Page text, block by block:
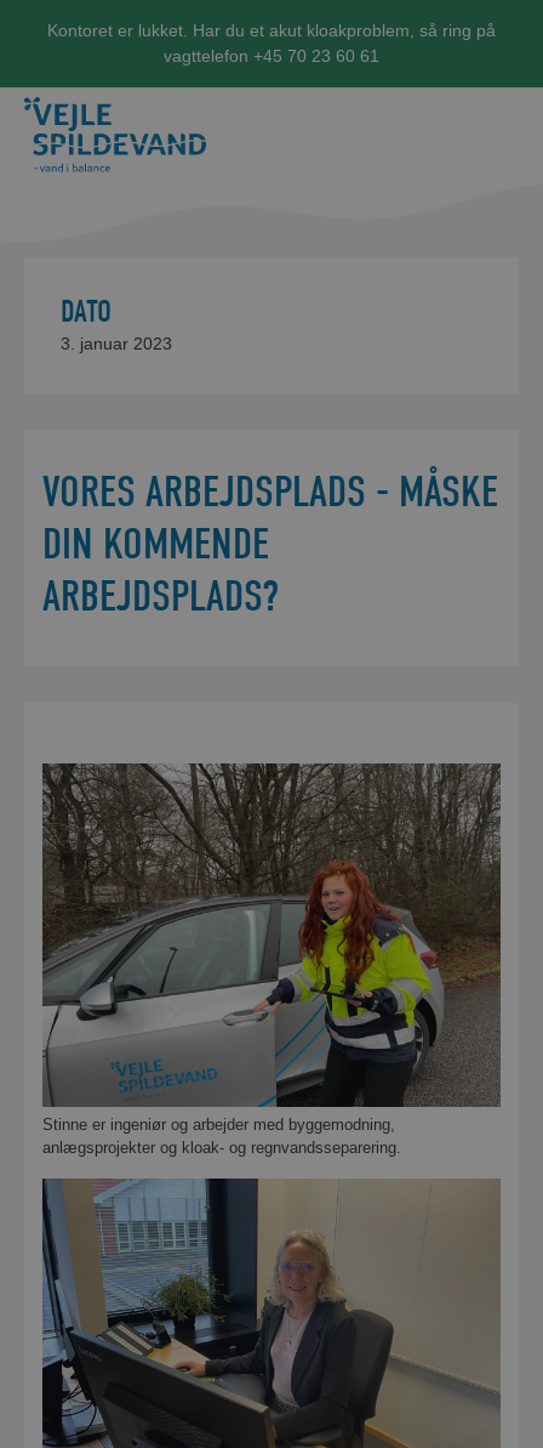
Kontoret er lukket. Har du et akut kloakproblem, så ring på
vagttelefon +45 70 23 60 61
DATO
3. januar 2023
VORES ARBEJDSPLADS - MÅSKE
DIN KOMMENDE
ARBEJDSPLADS?
Stinne er ingeniør og arbejder med byggemodning,
anlægsprojekter og kloak- og regnvandsseparering.